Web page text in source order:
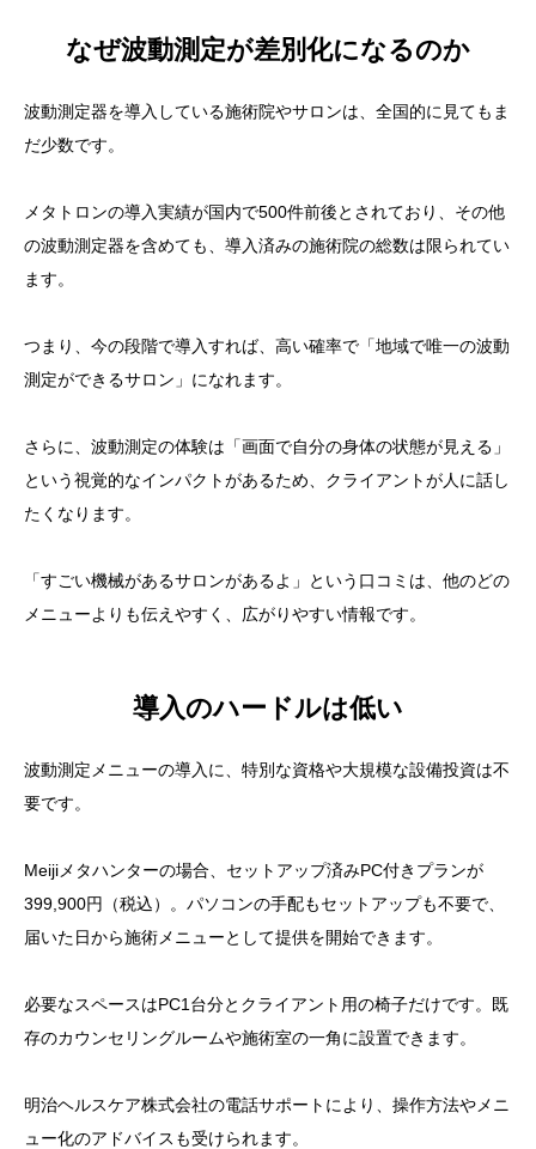
なぜ波動測定が差別化になるのか
波動測定器を導入している施術院やサロンは、全国的に見てもま
だ少数です。
メタトロンの導入実績が国内で500件前後とされており、その他
の波動測定器を含めても、導入済みの施術院の総数は限られてい
ます。
つまり、今の段階で導入すれば、高い確率で「地域で唯一の波動
測定ができるサロン」になれます。
さらに、波動測定の体験は「画面で自分の身体の状態が見える」
という視覚的なインパクトがあるため、クライアントが人に話し
たくなります。
「すごい機械があるサロンがあるよ」という口コミは、他のどの
メニューよりも伝えやすく、広がりやすい情報です。
導入のハードルは低い
波動測定メニューの導入に、特別な資格や大規模な設備投資は不
要です。
Meijiメタハンターの場合、セットアップ済みPC付きプランが
399,900円（税込）。パソコンの手配もセットアップも不要で、
届いた日から施術メニューとして提供を開始できます。
必要なスペースはPC1台分とクライアント用の椅子だけです。既
存のカウンセリングルームや施術室の一角に設置できます。
明治ヘルスケア株式会社の電話サポートにより、操作方法やメニ
ュー化のアドバイスも受けられます。